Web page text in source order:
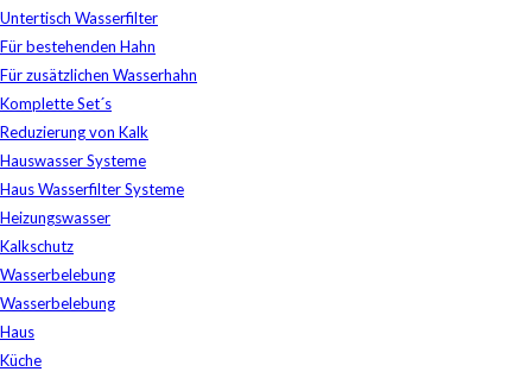
Untertisch Wasserfilter
Für bestehenden Hahn
Für zusätzlichen Wasserhahn
Komplette Set´s
Reduzierung von Kalk
Hauswasser Systeme
Haus Wasserfilter Systeme
Heizungswasser
Kalkschutz
Wasserbelebung
Wasserbelebung
Haus
Küche